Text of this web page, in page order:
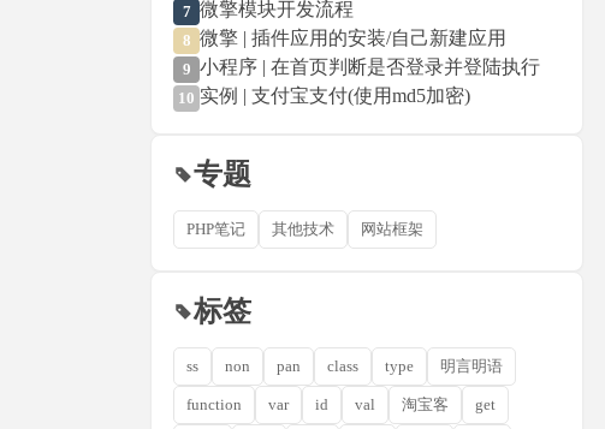
7 微擎模块开发流程
8 微擎 | 插件应用的安装/自己新建应用
9 小程序 | 在首页判断是否登录并登陆执行
10 实例 | 支付宝支付(使用md5加密)
专题
PHP笔记 其他技术 网站框架
标签
ss non pan class type 明言明语
function var id val 淘宝客 get